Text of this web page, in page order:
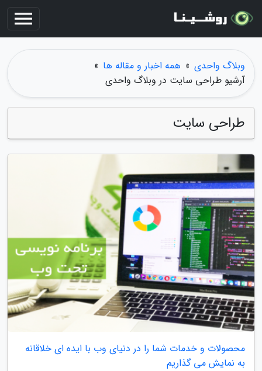
وبلاگ واحدی » همه اخبار و مقاله ها »
آرشیو طراحی سایت در وبلاگ واحدی
طراحی سایت
محصولات و خدمات شما را در دنیای وب با ایده ای خلاقانه
به نمایش می گذاریم